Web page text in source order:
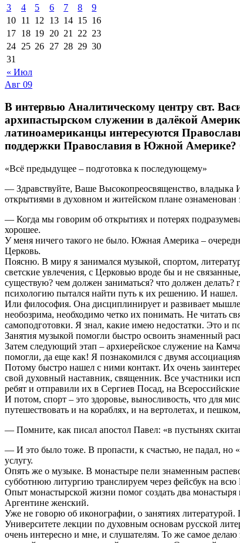
« Июл
3
4 5 6 7 8
9
10 11 12 13 14 15 16
17 18 19 20 21 22 23
24 25 26 27 28 29 30
31
Авг 09
В интервью Аналитическому центру свт.
архипастырском служении в далёкой
латиноамериканцы интересуются
поддержки Православия в Южной Америке?
«Всё предыдущее – подготовка к последующему»
— Здравствуйте, Ваше Высокопреосвященство, владыка
открытиями в духовном и житейском плане
— Когда мы говорим об открытиях и потерях
хорошее.
У меня ничего такого не было. Южная Америка –
Церковь.
Поясню. В миру я занимался музыкой, спортом,
светские увлечения, с Церковью вроде бы и не
существую? чем должен заниматься? что должен
психологию пытался найти путь к их решению. И нашел.
Или философия. Она дисциплинирует и развивает
необозрима, необходимо четко их понимать. Не читать
самоподготовки. Я знал, какие имею недостатки. Это и
Занятия музыкой помогли быстро освоить знаменный
Затем следующий этап – архиерейское служение на
помогли, да еще как! Я познакомился с двумя
Потому быстро нашел с ними контакт. Их очень
свой духовный наставник, священник. Все участники
ребят и отправили их в Сергиев Посад, на
И потом, спорт – это здоровье, выносливость, что для
путешествовать и на кораблях, и на вертолетах, и
— Помните, как писал апостол Павел: «в пустынях
— И это было тоже. В пропасти, к счастью, не падал, но
услугу.
Опять же о музыке. В монастыре пели знаменным
субботнюю литургию транслируем через фейсбук на
Опыт монастырской жизни помог создать два
Аргентине женский.
Уже не говорю об иконографии, о занятиях
Университете лекции по духовным основам русской
очень интересно и мне, и слушателям. То же самое делаю